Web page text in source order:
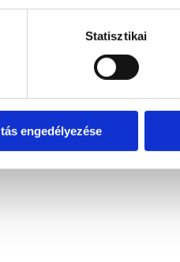
Statisztikai
engedélyezése